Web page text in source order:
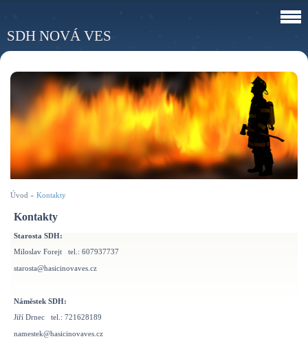
SDH NOVÁ VES
Úvod » Kontakty
Kontakty
Starosta SDH:
Miloslav Forejt tel.: 607937737
starosta@hasicinovaves.cz
Náměstek SDH:
Jiří Drnec tel.: 721628189
namestek@hasicinovaves.cz